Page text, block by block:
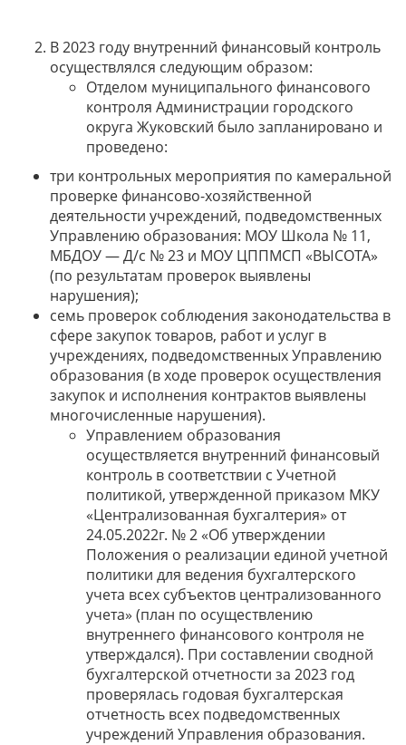
В 2023 году внутренний финансовый контроль
осуществлялся следующим образом:
Отделом муниципального финансового
контроля Администрации городского
округа Жуковский было запланировано и
проведено:
три контрольных мероприятия по камеральной
проверке финансово-хозяйственной
деятельности учреждений, подведомственных
Управлению образования: МОУ Школа № 11,
МБДОУ — Д/с № 23 и МОУ ЦППМСП «ВЫСОТА»
(по результатам проверок выявлены
нарушения);
семь проверок соблюдения законодательства в
сфере закупок товаров, работ и услуг в
учреждениях, подведомственных Управлению
образования (в ходе проверок осуществления
закупок и исполнения контрактов выявлены
многочисленные нарушения).
Управлением образования
осуществляется внутренний финансовый
контроль в соответствии с Учетной
политикой, утвержденной приказом МКУ
«Централизованная бухгалтерия» от
24.05.2022г. № 2 «Об утверждении
Положения о реализации единой учетной
политики для ведения бухгалтерского
учета всех субъектов централизованного
учета» (план по осуществлению
внутреннего финансового контроля не
утверждался). При составлении сводной
бухгалтерской отчетности за 2023 год
проверялась годовая бухгалтерская
отчетность всех подведомственных
учреждений Управления образования.